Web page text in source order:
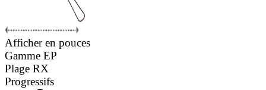
Afficher en pouces
Gamme EP
Plage RX
Progressifs